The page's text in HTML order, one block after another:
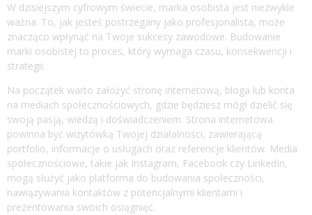
W dzisiejszym cyfrowym świecie, marka osobista jest niezwykle
ważna. To, jak jesteś postrzegany jako profesjonalista, może
znacząco wpłynąć na Twoje sukcesy zawodowe. Budowanie
marki osobistej to proces, który wymaga czasu, konsekwencji i
strategii.
Na początek warto założyć stronę internetową, bloga lub konta
na mediach społecznościowych, gdzie będziesz mógł dzielić się
swoją pasją, wiedzą i doświadczeniem. Strona internetowa
powinna być wizytówką Twojej działalności, zawierającą
portfolio, informacje o usługach oraz referencje klientów. Media
społecznościowe, takie jak Instagram, Facebook czy LinkedIn,
mogą służyć jako platforma do budowania społeczności,
nawiązywania kontaktów z potencjalnymi klientami i
prezentowania swoich osiągnięć.